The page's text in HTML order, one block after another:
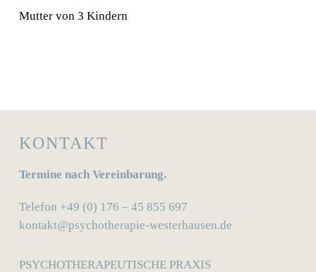
2003
Mutter von 3 Kindern
KONTAKT
Termine nach Vereinbarung.
Telefon +49 (0) 176 – 45 855 697
kontakt@psychotherapie-westerhausen.de
PSYCHOTHERAPEUTISCHE PRAXIS